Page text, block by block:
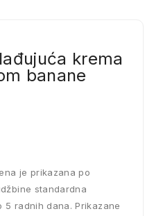
krema
banane
je prikazana po
standardna
5 radnih dana. Prikazane